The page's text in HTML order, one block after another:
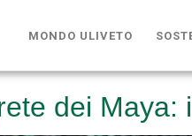
MONDO ULIVETO
dei Maya: